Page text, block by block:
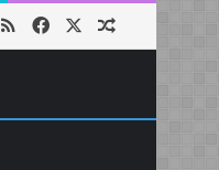
RSS Facebook